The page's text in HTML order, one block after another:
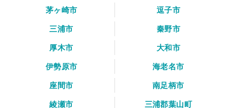
茅ヶ崎市
逗子市
三浦市
秦野市
厚木市
大和市
伊勢原市
海老名市
座間市
南足柄市
綾瀬市
三浦郡葉山町